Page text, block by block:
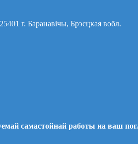
г. Баранавічы, Брэсцкая вобл.
самастойнай работы на ваш